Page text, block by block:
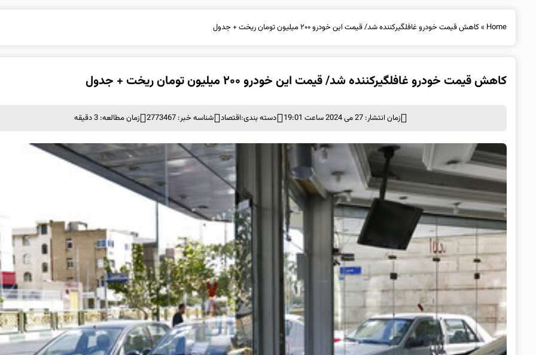
Home
»کاهش قیمت خودرو غافلگیرکننده شد/ قیمت این خودرو ۲۰۰ میلیون تومان ریخت + جدول
کاهش قیمت خودرو غافلگیرکننده شد/ قیمت این خودرو ۲۰۰ میلیون تومان ریخت + جدول
زمان انتشار: 27 می 2024 ساعت 19:01 دسته بندی:اقتصاد شناسه خبر: 2773467 زمان مطالعه: 3 دقیقه